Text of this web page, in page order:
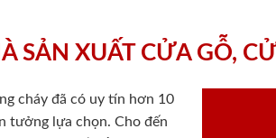
SẢN XUẤT CỬA GỖ,
cháy đã có uy tín hơn 10
tưởng lựa chọn. Cho đến